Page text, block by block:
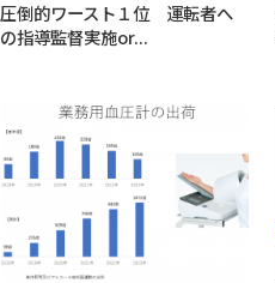
圧倒的ワースト１位 運転者へ
の指導監督実施or...